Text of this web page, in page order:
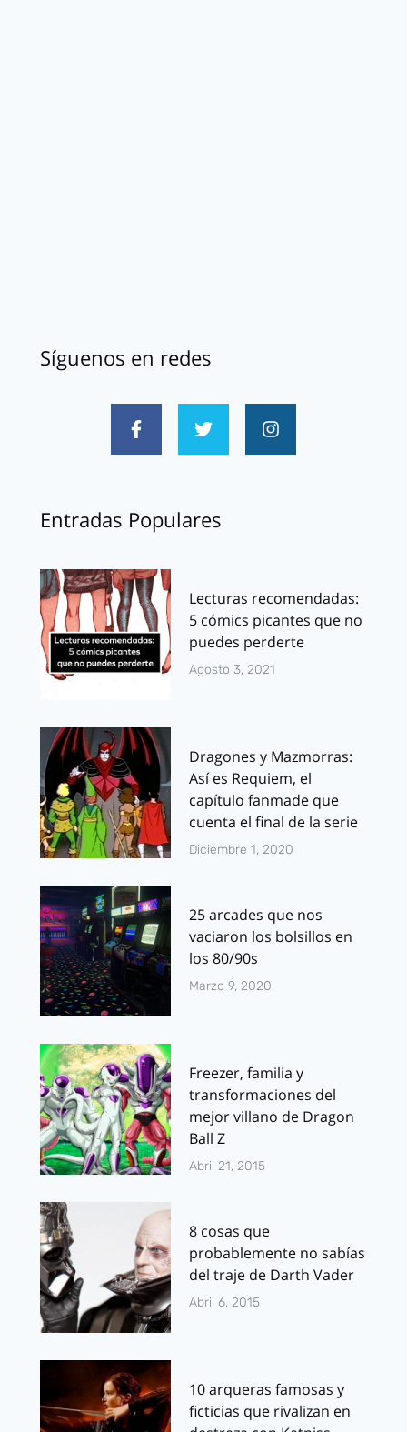
Síguenos en redes
Entradas Populares
Lecturas recomendadas:
5 cómics picantes que no
puedes perderte
Agosto 3, 2021
Dragones y Mazmorras:
Así es Requiem, el
capítulo fanmade que
cuenta el final de la serie
Diciembre 1, 2020
25 arcades que nos
vaciaron los bolsillos en
los 80/90s
Marzo 9, 2020
Freezer, familia y
transformaciones del
mejor villano de Dragon
Ball Z
Abril 21, 2015
8 cosas que
probablemente no sabías
del traje de Darth Vader
Abril 6, 2015
10 arqueras famosas y
ficticias que rivalizan en